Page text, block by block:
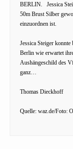
BERLIN.
Jessica
50m Brust Silber
einzuordnen ist.
Jessica Steiger
Berlin wie erwartet
Aushängeschild des
ganz…
Thomas Dieckhoff
Quelle: waz.de/Foto: